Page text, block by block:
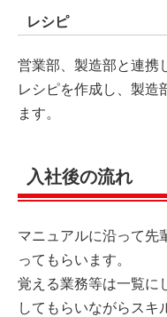
レシピ
営業部、製造部と連携
レシピを作成し、製造
ます。
入社後の流れ
マニュアルに沿って先
ってもらいます。
覚える業務等は一覧に
してもらいながらスキ